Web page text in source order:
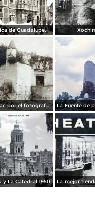
de Guadalupe.
Tlacopac por el fotografo Hugo Brehme.
y La Catedral 1950